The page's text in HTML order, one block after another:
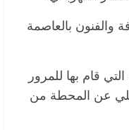
بالعاصمة
قام بها للمرور
عن المحطة من